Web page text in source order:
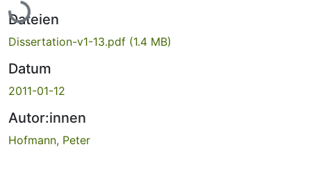
Dateien
Dissertation-v1-13.pdf (1.4 MB)
Datum
2011-01-12
Autor:innen
Hofmann, Peter